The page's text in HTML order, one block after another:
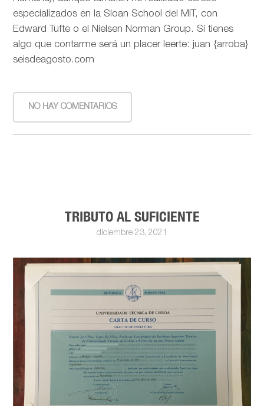
especializados en la Sloan School del MIT, con
Edward Tufte o el Nielsen Norman Group. Si tienes
algo que contarme será un placer leerte: juan {arroba}
seisdeagosto.com
NO HAY COMENTARIOS
TRIBUTO AL SUFICIENTE
diciembre 23, 2021